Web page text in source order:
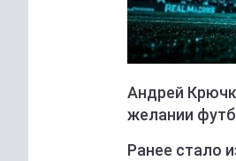
Андрей
желании
Ранее стало